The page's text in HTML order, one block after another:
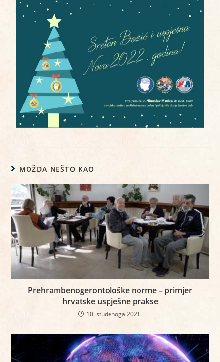
MOŽDA NEŠTO KAO
Prehrambenogerontološke norme – primjer
hrvatske uspješne prakse
10. studenoga 2021.